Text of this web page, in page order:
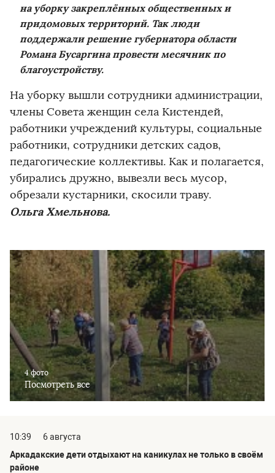
на уборку закреплённых общественных и
придомовых территорий. Так люди
поддержали решение губернатора области
Романа Бусаргина провести месячник по
благоустройству.
На уборку вышли сотрудники администрации,
члены Совета женщин села Кистендей,
работники учреждений культуры, социальные
работники, сотрудники детских садов,
педагогические коллективы. Как и полагается,
убирались дружно, вывезли весь мусор,
обрезали кустарники, скосили траву.
Ольга Хмельнова.
4 фото
Посмотреть все
10:39
6 августа
Аркадакские дети отдыхают на каникулах не только в своём
районе